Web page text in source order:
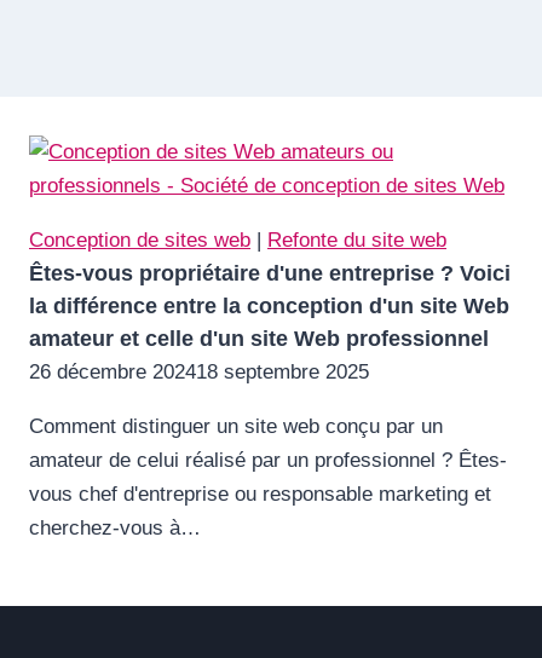
Conception de sites web | Refonte du site web
Êtes-vous propriétaire d'une entreprise ? Voici
la différence entre la conception d'un site Web
amateur et celle d'un site Web professionnel
26 décembre 202418 septembre 2025
Comment distinguer un site web conçu par un
amateur de celui réalisé par un professionnel ? Êtes-
vous chef d'entreprise ou responsable marketing et
cherchez-vous à…